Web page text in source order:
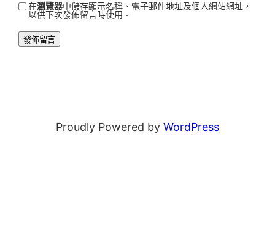
在瀏覽器中儲存顯示名稱、電子郵件地址及個人網站網址，
以供下次發佈留言時使用。
Proudly Powered by WordPress